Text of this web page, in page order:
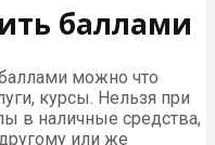
баллами
можно что
курсы. Нельзя при
в наличные средства,
или же